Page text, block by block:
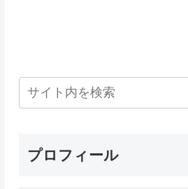
プロフィール